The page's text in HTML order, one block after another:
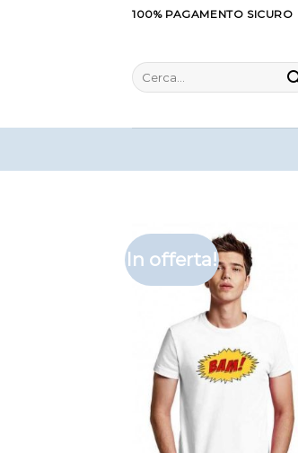
100% PAGAMENTO SICURO
Cerca:
In offerta!